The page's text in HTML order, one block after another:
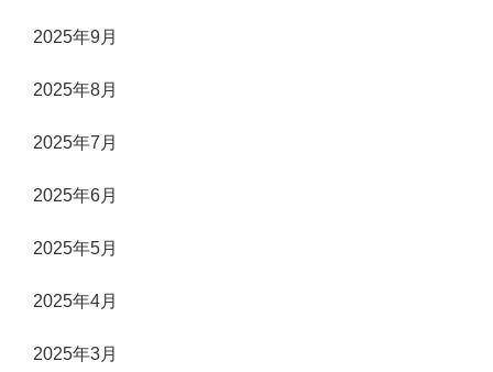
2025年9月
2025年8月
2025年7月
2025年6月
2025年5月
2025年4月
2025年3月